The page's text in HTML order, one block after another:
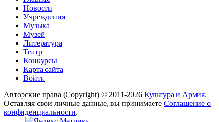
Новости
Учреждения
Музыка
Музей
Литература
Театр
Конкурсы
Карта сайта
Войти
Авторские права (Copyright) © 2011-2026 Культура и Армия.
Оставляя свои личные данные, вы принимаете Соглашение о
конфиденциальности.